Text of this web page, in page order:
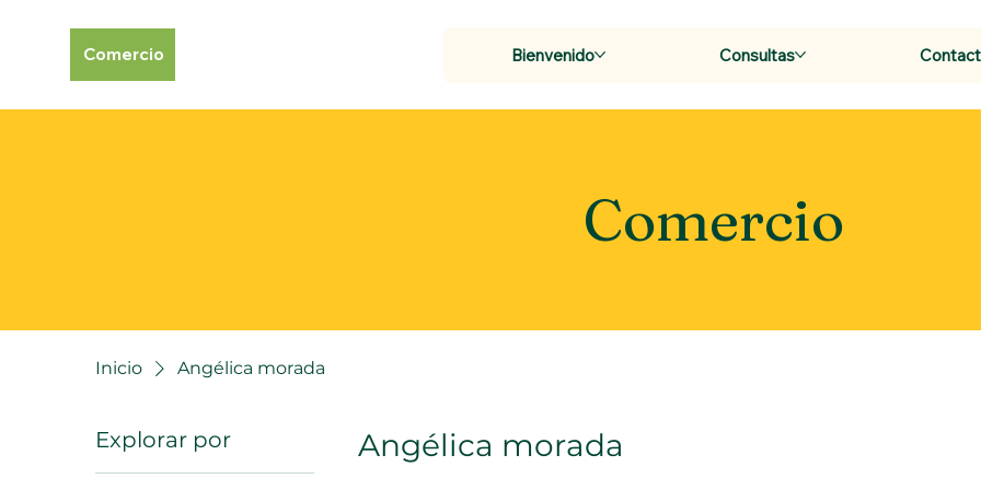
Comercio Bienvenido Consultas
Comercio
Inicio Angélica morada
Explorar por Angélica morada